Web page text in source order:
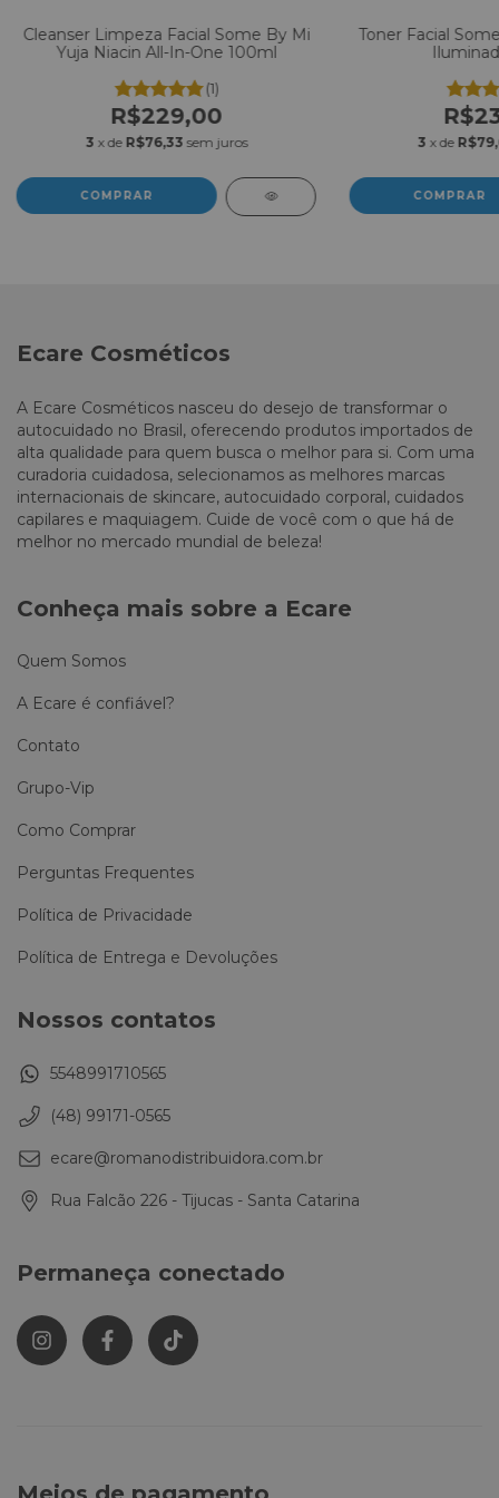
Cleanser Limpeza Facial Some By Mi
Yuja Niacin All-In-One 100ml
(1)
R$229,00
3 x de R$76,33 sem juros
Toner Facial
3 x de
Ecare Cosméticos
A Ecare Cosméticos nasceu do desejo de transformar o
autocuidado no Brasil, oferecendo produtos importados de
alta qualidade para quem busca o melhor para si. Com uma
curadoria cuidadosa, selecionamos as melhores marcas
internacionais de skincare, autocuidado corporal, cuidados
capilares e maquiagem. Cuide de você com o que há de
melhor no mercado mundial de beleza!
Conheça mais sobre a Ecare
Quem Somos
A Ecare é confiável?
Contato
Grupo-Vip
Como Comprar
Perguntas Frequentes
Política de Privacidade
Política de Entrega e Devoluções
Nossos contatos
5548991710565
(48) 99171-0565
ecare@romanodistribuidora.com.br
Rua Falcão 226 - Tijucas - Santa Catarina
Permaneça conectado